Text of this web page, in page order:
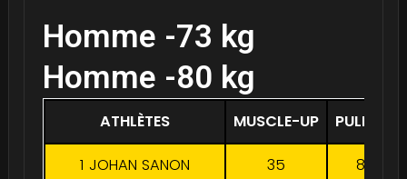
Homme -73 kg
Homme -80 kg
ATHLÈTES MUSCLE-UP PULL-UP
1 JOHAN SANON 35 85